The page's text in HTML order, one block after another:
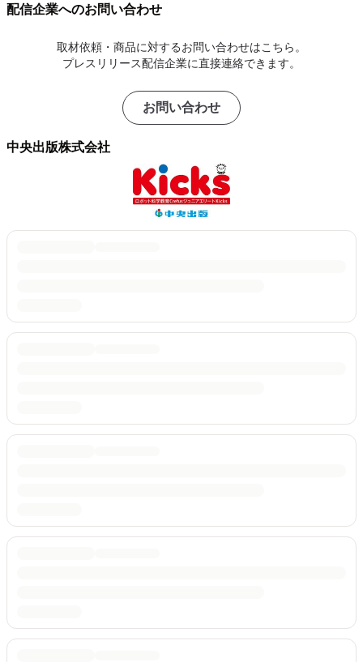
配信企業へのお問い合わせ
取材依頼・商品に対するお問い合わせはこちら。
プレスリリース配信企業に直接連絡できます。
お問い合わせ
中央出版株式会社